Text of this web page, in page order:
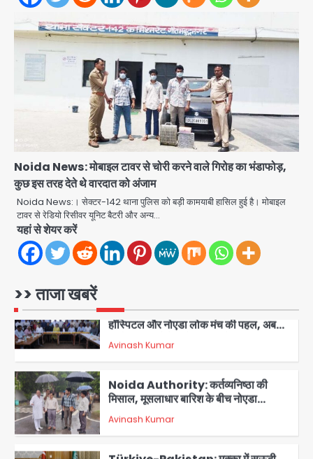
Noida News: मोबाइल टावर से चोरी करने वाले गिरोह का भंडाफोड़,
कुछ इस तरह देते थे वारदात को अंजाम
Noida News:। सेक्टर-142 थाना पुलिस को बड़ी कामयाबी हासिल हुई है। मोबाइल
टावर से रेडियो रिसीवर यूनिट बैटरी और अन्य…
यहां से शेयर करें
>> ताजा खबरें
आरडब्ल्यूए ने जताया आभार
Türkiye-Pakistan: मक्का में सऊदी,
तुर्की और पाकिस्तान का साझा रक्षा समझौता,
जानें इसके मायने
Avinash Kumar
5
Greater Noida (Badalpur):
सरिया लदा कैंटर अनियंत्रित होकर घुसा
किराना दुकान में , ड्राइवर की मौत
Avinash Kumar
1
Sajid Rashidi’s controversial:
शिवभक्त नहीं, आतंकवादी हैं’, मौलाना का
कांवड़ियों पर विवादित बयान, BJP विधायक ने
Avinash Kumar
2
Felix Hospital Noida: फेलिक्स
3
Noida Authority: कर्तव्यनिष्ठा की
मिसाल, मूसलाधार बारिश के बीच नोएडा
प्राधिकरण ने संभाला मोर्चा, सेक्टर 105
आरडब्ल्यूए ने जताया आभार
4
Türkiye-Pakistan: मक्का में सऊदी,
तुर्की और पाकिस्तान का साझा रक्षा समझौता,
जानें इसके मायने